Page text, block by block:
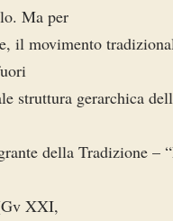
Ma per
il movimento
struttura gerarchica
della Tradizione –
XXI,